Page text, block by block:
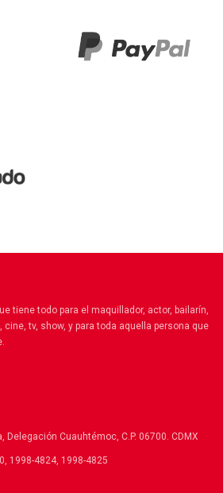
tiene todo para el maquillador, actor, bailarín,
tv, show, y para toda aquella persona que
Delegación Cuauhtémoc, C.P. 06700. CDMX
1998-4824, 1998-4825